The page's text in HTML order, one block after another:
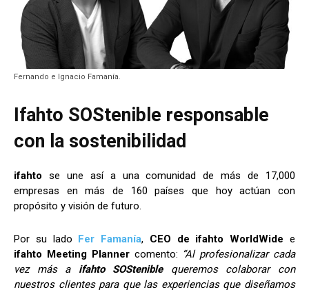
Fernando e Ignacio Famanía.
Ifahto SOStenible responsable
con la sostenibilidad
ifahto se une así a una comunidad de más de 17,000
empresas en más de 160 países que hoy actúan con
propósito y visión de futuro.
Por su lado Fer Famanía, CEO de ifahto WorldWide e
ifahto Meeting Plannercomento: “Al profesionalizar cada
vez más a ifahto SOSteniblequeremos colaborar con
nuestros clientes para que las experiencias que diseñamos